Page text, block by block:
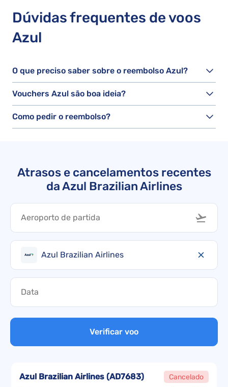
Dúvidas frequentes de voos
Azul
O que preciso saber sobre o reembolso Azul?
Vouchers Azul são boa ideia?
Como pedir o reembolso?
Atrasos e cancelamentos recentes
da Azul Brazilian Airlines
Azul Brazilian Airlines
Verificar voo
Azul Brazilian Airlines (AD7683) Cancelado